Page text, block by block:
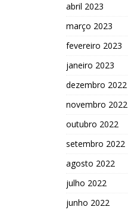
abril 2023
março 2023
fevereiro 2023
janeiro 2023
dezembro 2022
novembro 2022
outubro 2022
setembro 2022
agosto 2022
julho 2022
junho 2022